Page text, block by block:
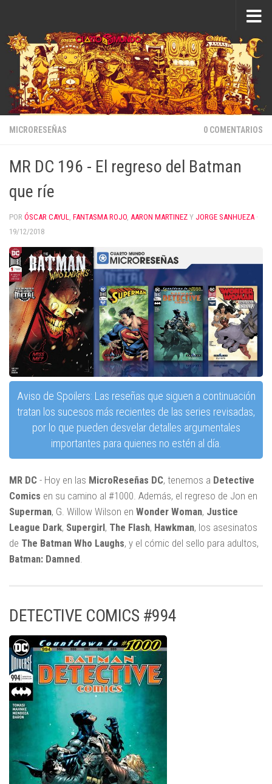
MICRORESEÑAS 0 COMENTARIOS
MR DC 196 - El regreso del Batman
que ríe
POR ÓSCAR CAYUL, FANTASMA ROJO, AARON MARTINEZ Y JORGE SANHUEZA ·
19/12/2018
Aviso de Spoilers: Las reseñas que siguen a continuación
tratan los sucesos más recientes de las series revisadas,
por lo que pueden desvelar detalles argumentales
importantes para quienes no estén al día.
MR DC - Hoy en las MicroReseñas DC, tenemos a Detective
Comics en su camino al #1000. Además, el regreso de Jon en
Superman, G. Willow Wilson en Wonder Woman, Justice
League Dark, Supergirl, The Flash, Hawkman, los asesinatos
de The Batman Who Laughs, y el cómic del sello para adultos,
Batman: Damned.
DETECTIVE COMICS #994